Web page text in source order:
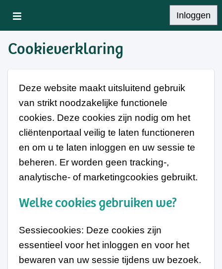
Inloggen
Cookieverklaring
Deze website maakt uitsluitend gebruik
van strikt noodzakelijke functionele
cookies. Deze cookies zijn nodig om het
cliëntenportaal veilig te laten functioneren
en om u te laten inloggen en uw sessie te
beheren. Er worden geen tracking-,
analytische- of marketingcookies gebruikt.
Welke cookies gebruiken we?
Sessiecookies: Deze cookies zijn
essentieel voor het inloggen en voor het
bewaren van uw sessie tijdens uw bezoek.